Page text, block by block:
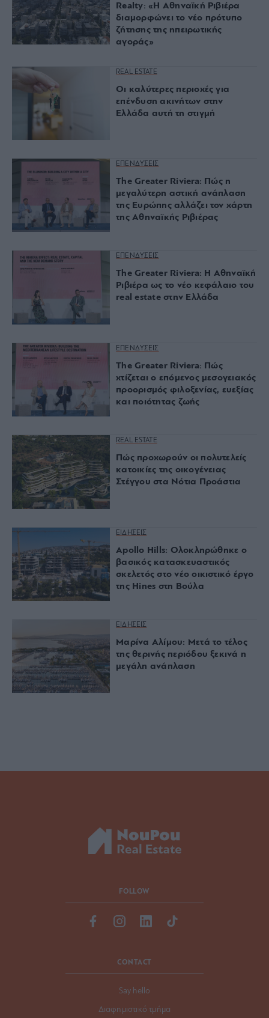
Realty: «Η Αθηναϊκή Ριβιέρα
διαμορφώνει το νέο πρότυπο
ζήτησης της ηπειρωτικής
αγοράς»
REAL ESTATE
Οι καλύτερες περιοχές για
επένδυση ακινήτων στην
Ελλάδα αυτή τη στιγμή
ΕΠΕΝΔΥΣΕΙΣ
The Greater Riviera: Πώς η
μεγαλύτερη αστική ανάπλαση
της Ευρώπης αλλάζει τον χάρτη
της Αθηναϊκής Ριβιέρας
ΕΠΕΝΔΥΣΕΙΣ
The Greater Riviera: Η Αθηναϊκή
Ριβιέρα ως το νέο κεφάλαιο του
real estate στην Ελλάδα
ΕΠΕΝΔΥΣΕΙΣ
The Greater Riviera: Πώς
χτίζεται ο επόμενος μεσογειακός
προορισμός φιλοξενίας, ευεξίας
και ποιότητας ζωής
REAL ESTATE
Πώς προχωρούν οι πολυτελείς
κατοικίες της οικογένειας
Στέγγου στα Νότια Προάστια
ΕΙΔΗΣΕΙΣ
Apollo Hills: Ολοκληρώθηκε ο
βασικός κατασκευαστικός
σκελετός στο νέο οικιστικό έργο
της Hines στη Βούλα
ΕΙΔΗΣΕΙΣ
Μαρίνα Αλίμου: Μετά το τέλος
της θερινής περιόδου ξεκινά η
μεγάλη ανάπλαση
FOLLOW
CONTACT
Say hello
Διαφημιστικό τμήμα